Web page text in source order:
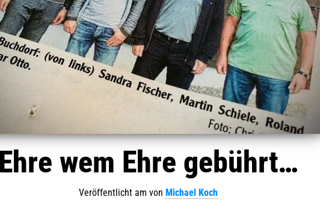
Ehre wem Ehre gebührt…
Veröffentlicht am von Michael Koch